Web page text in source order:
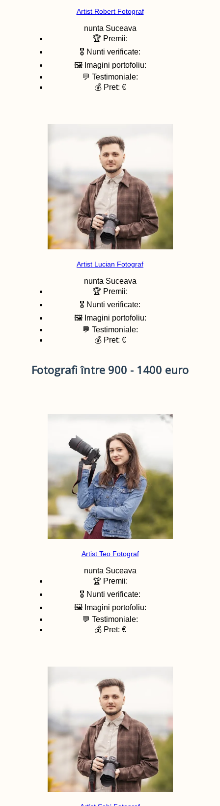
Artist Robert Fotograf
nunta Suceava
🏆 Premii:
🎖️ Nunti verificate:
🖼️ Imagini portofoliu:
💬 Testimoniale:
💰 Pret: €
Artist Lucian Fotograf
nunta Suceava
🏆 Premii:
🎖️ Nunti verificate:
🖼️ Imagini portofoliu:
💬 Testimoniale:
💰 Pret: €
Fotografi între 900 - 1400 euro
Artist Teo Fotograf
nunta Suceava
🏆 Premii:
🎖️ Nunti verificate:
🖼️ Imagini portofoliu:
💬 Testimoniale:
💰 Pret: €